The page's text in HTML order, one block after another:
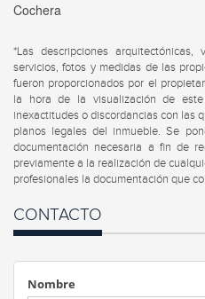
Cochera
*Las descripciones
servicios, fotos y medidas de las
fueron proporcionados por el
la hora de la visualización de
inexactitudes o discordancias con las
planos legales del inmueble. Se
documentación necesaria a fin de
previamente a la realización de
profesionales la documentación que
CONTACTO
Nombre